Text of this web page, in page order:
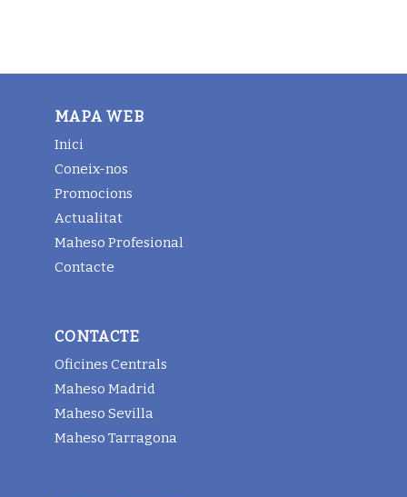
MAPA WEB
Inici
Coneix-nos
Promocions
Actualitat
Maheso Profesional
Contacte
CONTACTE
Oficines Centrals
Maheso Madrid
Maheso Sevilla
Maheso Tarragona